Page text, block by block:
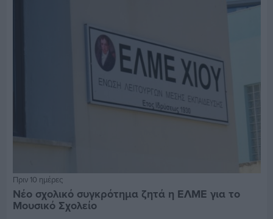
Πριν 10 ημέρες
Νέο σχολικό συγκρότημα ζητά η ΕΛΜΕ για το
Μουσικό Σχολείο